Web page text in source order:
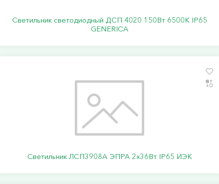
Светильник светодиодный ДСП 4020 150Вт 6500К IP65
GENERICA
Светильник ЛСП3908A ЭПРА 2х36Вт IP65 ИЭК